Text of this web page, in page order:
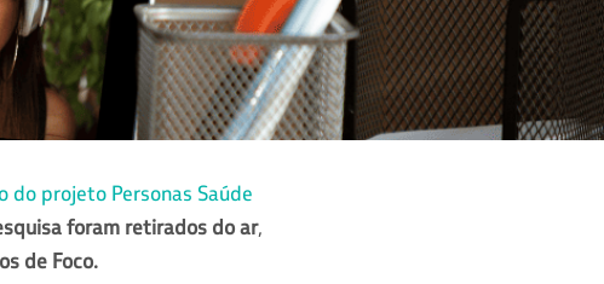
do projeto Personas Saúde
foram retirados do ar,
de Foco.